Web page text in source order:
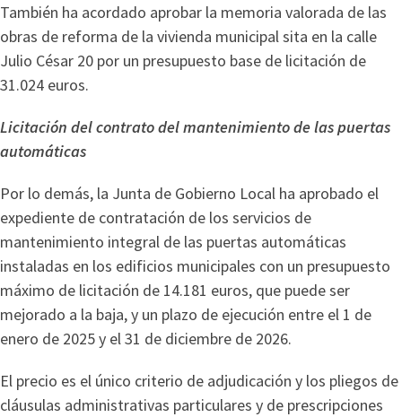
También ha acordado aprobar la memoria valorada de las
obras de reforma de la vivienda municipal sita en la calle
Julio César 20 por un presupuesto base de licitación de
31.024 euros.
Licitación del contrato del mantenimiento de las puertas
automáticas
Por lo demás, la Junta de Gobierno Local ha aprobado el
expediente de contratación de los servicios de
mantenimiento integral de las puertas automáticas
instaladas en los edificios municipales con un presupuesto
máximo de licitación de 14.181 euros, que puede ser
mejorado a la baja, y un plazo de ejecución entre el 1 de
enero de 2025 y el 31 de diciembre de 2026.
El precio es el único criterio de adjudicación y los pliegos de
cláusulas administrativas particulares y de prescripciones